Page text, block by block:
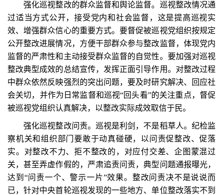
强化巡视整改的群众监督和舆论监督。巡视整改情况通
过适当方式公开，接受党内和社会监督，这是提高巡视实
效、增强群众信心的重要方式。要督促被巡视党组织按规定
公开整改进展情况，方便干部群众参与整改监督，体现党内
监督的严肃性和主动接受群众监督的自觉性。要加强对巡视
整改典型成效的总结宣传，发挥正面引导作用。对整改过程
中群众依然反映强烈的突出问题，要及时研究解决、回应社
会关切，并作为日常监督和巡视“回头看”的关注重点，督促
被巡视党组织认真解决，以整改实际成效取信于民。
强化巡视整改问责。巡视是利剑，不是稻草人。纪检监
察机关和组织部门要敢于动真碰硬，以问责促整改、促落
实。对整改不力、拒不整改的，对应付交差、企图蒙混过
关，甚至弄虚作假的，严肃追责问责，典型问题通报曝光，
达到“问责一个、警示一片”效果。整改问责决不是说说而
已，针对中央首轮巡视发现的一些地方、单位整改落实不到